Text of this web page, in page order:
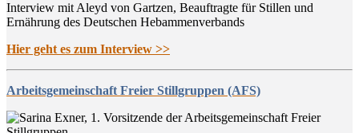
Interview mit Aleyd von Gartzen, Beauftragte für Stillen und
Ernährung des Deutschen Hebammenverbands
Hier geht es zum Interview >>
Arbeitsgemeinschaft Freier Stillgruppen (AFS)